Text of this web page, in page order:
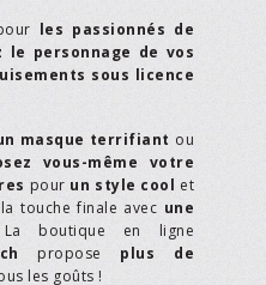
les passionnés de
le personnage de vos
sous licence
masque terrifiant ou
vous-même votre
pour un style cool et
touche finale avec une
boutique en ligne
propose plus de
les goûts !